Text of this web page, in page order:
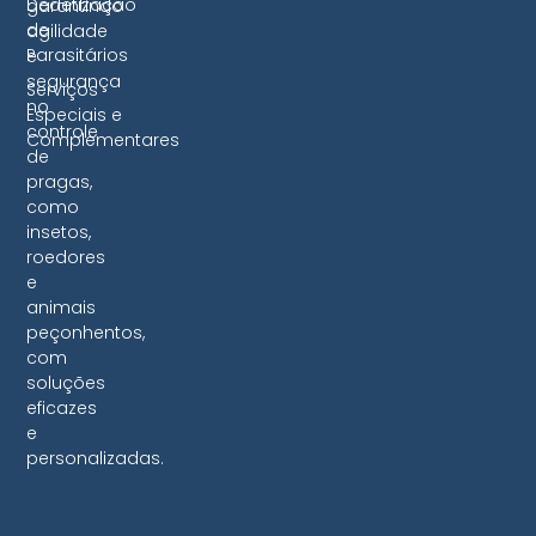
garantindo
agilidade
e
segurança
no
controle
de
pragas,
como
insetos,
roedores
e
animais
peçonhentos,
com
soluções
eficazes
e
personalizadas.
de
Parasitários
Serviços
Especiais e
Complementares